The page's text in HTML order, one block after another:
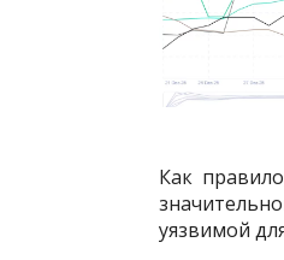
Как
уязвимой